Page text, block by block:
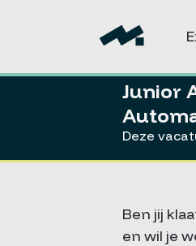
Junior
Deze
Ben jij
en wil je